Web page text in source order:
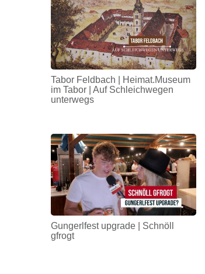
Tabor Feldbach | Heimat.Museum
im Tabor | Auf Schleichwegen
unterwegs
Gungerlfest upgrade | Schnöll
gfrogt